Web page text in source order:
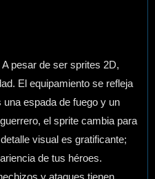
A pesar de ser sprites 2D,
El equipamiento se refleja
espada de fuego y un
el sprite cambia para
visual es gratificante;
de tus héroes.
y ataques tienen